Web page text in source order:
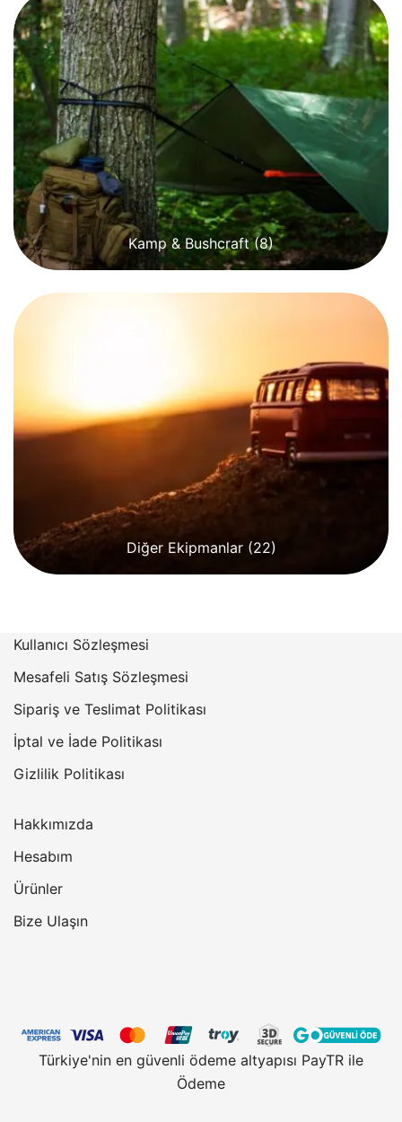
Kamp & Bushcraft(8)
Diğer Ekipmanlar (22)
Kullanıcı Sözleşmesi
Mesafeli Satış Sözleşmesi
Sipariş ve Teslimat Politikası
İptal ve İade Politikası
Gizlilik Politikası
Hakkımızda
Hesabım
Ürünler
Bize Ulaşın
Türkiye'nin en güvenli ödeme altyapısı PayTR ile
Ödeme